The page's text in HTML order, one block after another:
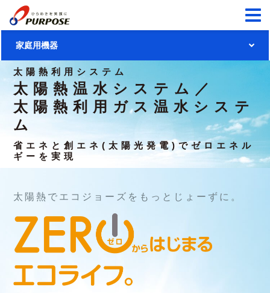
家庭用機器
家庭用機器トップ
ガス給湯機器
給湯暖房用熱源機
ふろ給湯器
暖房専用熱源機
900シリーズ
温水暖房システム
浴室暖房乾燥機
温水式床暖房
温水式床暖房リモコン
パネルヒーター
太陽熱利用 システム
太陽熱温水システム／
太陽熱利用ガス温水システム
製品に関する大切なお知らせ
製品に関する大切なお知らせ
製品安全に関する大切なお知らせ
あんしん点検
太陽熱利用システム
太陽熱温水システム／
太陽熱利用ガス温水システ
ム
省エネと創エネ(太陽光発電)でゼロエネル
ギーを実現
太陽熱でエコジョーズをもっとじょーずに。